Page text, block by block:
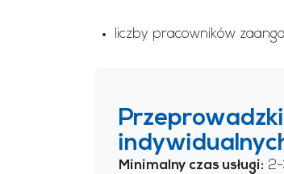
liczby pracowników
Minimalny czas usługi: